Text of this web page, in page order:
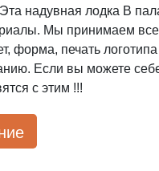
надувная лодка В
Мы принимаем
форма, печать
Если вы можете себе
с этим !!!